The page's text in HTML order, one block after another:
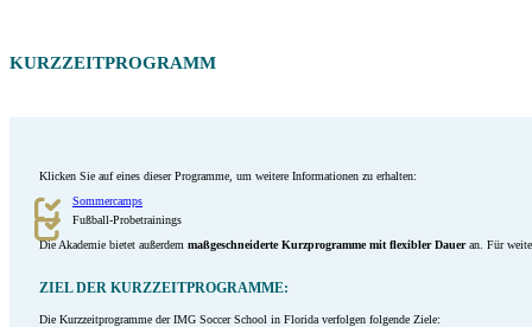
KURZZEITPROGRAMM
Klicken Sie auf eines dieser Programme, um weitere Informationen zu erhalten:
Sommercamps
Fußball-Probetrainings
Die Akademie bietet außerdem maßgeschneiderte Kurzprogramme mit flexibler Daueran. Für
ZIEL DER KURZZEITPROGRAMME:
Die Kurzzeitprogramme der IMG Soccer School in Florida verfolgen folgende Ziele: